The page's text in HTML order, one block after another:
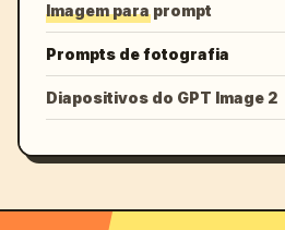
Imagem para prompt
Prompts de fotografia
Diapositivos do GPT Image 2